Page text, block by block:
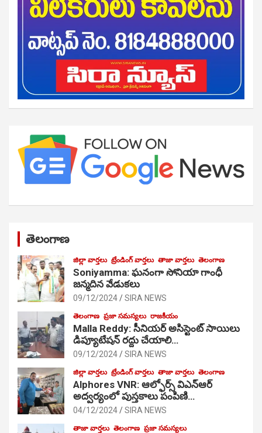
తెలంగాణ
జిల్లా వార్తలు ట్రేండింగ్ వార్తలు తాజా వార్తలు తెలంగాణ
Soniyamma: ఘ‌నంగా సోనియా గాంధీ
జ‌న్మ‌దిన వేడుక‌లు
09/12/2024 SIRA NEWS
తెలంగాణ ప్రజా సమస్యలు రాజకీయం
Malla Reddy: సీనియర్ అసిస్టెంట్ సాయిలు
డిప్యూటేషన్ రద్దు చేయాలి…
09/12/2024 SIRA NEWS
జిల్లా వార్తలు ట్రేండింగ్ వార్తలు తాజా వార్తలు తెలంగాణ
Alphores VNR: ఆల్ఫోర్స్ విఎన్ఆర్
అద్వర్యంలో పుస్తకాలు పంపిణి…
04/12/2024 SIRA NEWS
తాజా వార్తలు తెలంగాణ ప్రజా సమస్యలు